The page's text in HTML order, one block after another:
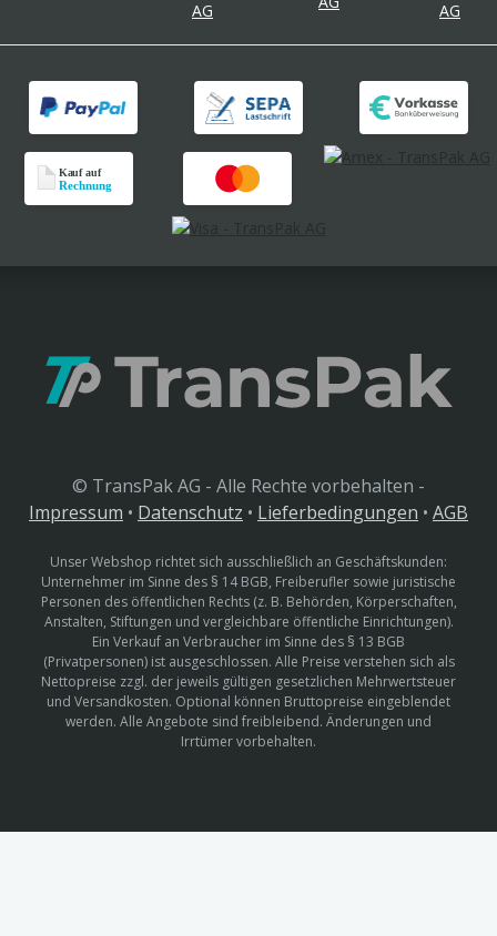
© TransPak AG - Alle Rechte vorbehalten -
Impressum • Datenschutz • Lieferbedingungen • AGB
Unser Webshop richtet sich ausschließlich an Geschäftskunden:
Unternehmer im Sinne des § 14 BGB, Freiberufler sowie juristische
Personen des öffentlichen Rechts (z. B. Behörden, Körperschaften,
Anstalten, Stiftungen und vergleichbare öffentliche Einrichtungen).
Ein Verkauf an Verbraucher im Sinne des § 13 BGB
(Privatpersonen) ist ausgeschlossen. Alle Preise verstehen sich als
Nettopreise zzgl. der jeweils gültigen gesetzlichen Mehrwertsteuer
und Versandkosten. Optional können Bruttopreise eingeblendet
werden. Alle Angebote sind freibleibend. Änderungen und
Irrtümer vorbehalten.